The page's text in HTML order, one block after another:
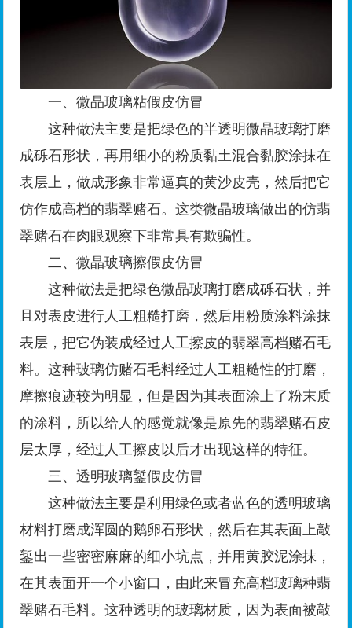
一、微晶玻璃粘假皮仿冒
这种做法主要是把绿色的半透明微晶玻璃打磨
成砾石形状，再用细小的粉质黏土混合黏胶涂抹在
表层上，做成形象非常逼真的黄沙皮壳，然后把它
仿作成高档的翡翠赌石。这类微晶玻璃做出的仿翡
翠赌石在肉眼观察下非常具有欺骗性。
二、微晶玻璃擦假皮仿冒
这种做法是把绿色微晶玻璃打磨成砾石状，并
且对表皮进行人工粗糙打磨，然后用粉质涂料涂抹
表层，把它伪装成经过人工擦皮的翡翠高档赌石毛
料。这种玻璃仿赌石毛料经过人工粗糙性的打磨，
摩擦痕迹较为明显，但是因为其表面涂上了粉末质
的涂料，所以给人的感觉就像是原先的翡翠赌石皮
层太厚，经过人工擦皮以后才出现这样的特征。
三、透明玻璃錾假皮仿冒
这种做法主要是利用绿色或者蓝色的透明玻璃
材料打磨成浑圆的鹅卵石形状，然后在其表面上敲
錾出一些密密麻麻的细小坑点，并用黄胶泥涂抹，
在其表面开一个小窗口，由此来冒充高档玻璃种翡
翠赌石毛料。这种透明的玻璃材质，因为表面被敲